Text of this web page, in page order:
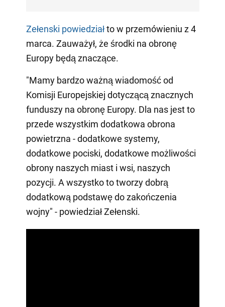
Zełenski powiedziałto w przemówieniu z 4
marca. Zauważył, że środki na obronę
Europy będą znaczące.
"Mamy bardzo ważną wiadomość od
Komisji Europejskiej dotyczącą znacznych
funduszy na obronę Europy. Dla nas jest to
przede wszystkim dodatkowa obrona
powietrzna - dodatkowe systemy,
dodatkowe pociski, dodatkowe możliwości
obrony naszych miast i wsi, naszych
pozycji. A wszystko to tworzy dobrą
dodatkową podstawę do zakończenia
wojny" - powiedział Zełenski.